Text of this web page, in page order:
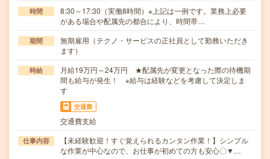
時間
8:30～17:30（実働8時間）※上記は一例です。業務上必要
がある場合や配属先の都合により、時間帯…
期間
無期雇用（テクノ・サービスの正社員として勤務いただき
ます）
時給
月給19万円～24万円 ★配属先が変更となった際の待機期
間も給与が発生！ ※給与は経験などを考慮して決定しま
す
交通費
交通費支給
仕事内容
【未経験歓迎！すぐ覚えられるカンタン作業！】シンプル
な作業が中心なので、お仕事が初めての方も安心〇▼…